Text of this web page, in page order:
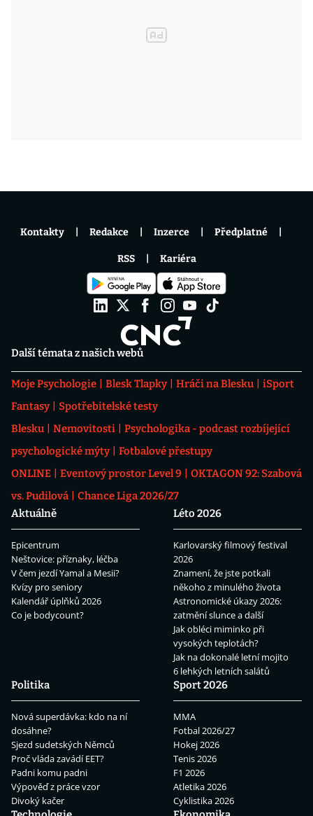
Další témata z našich webů
Moje Psychologie Blesk Tlapky Hráči na Blesku
iSport
Fantasy
Spotřebitelské testy
Blesku
Nemovitosti
Psychologika - podcast rozbíjející
psychologické mýty
Fotbalové přestupy
ONLINE
Eventový prostor Level 9
OKTAGON 92: Szabová
vs. Pudilová
Chance Liga 2026/27
Aktuálně
Epicentrum
Neštovice: příznaky, léčba
V čem jezdí Yamal a Mesii?
Kvízy pro seniory
Kalendář úplňků 2026
Co je bodycount?
Léto 2026
Karlovarský filmový festival
2026
Znamení, že jste potkali
někoho z minulého života
Astronomické úkazy 2026:
zatmění slunce a další
Jak obléci miminko při
vysokých teplotách?
Jak na dokonalé letní mojito
6 lehkých letních salátů
Politika
Nová superdávka: kdo na ní
dosáhne?
Sjezd sudetských Němců
Proč vláda zavádí EET?
Padni komu padni
Výpověď z práce vzor
Divoký kačer
Sport 2026
MMA
Fotbal 2026/27
Hokej 2026
Tenis 2026
F1 2026
Atletika 2026
Cyklistika 2026
Kontakty Redakce Inzerce Předplatné
RSS Kariéra